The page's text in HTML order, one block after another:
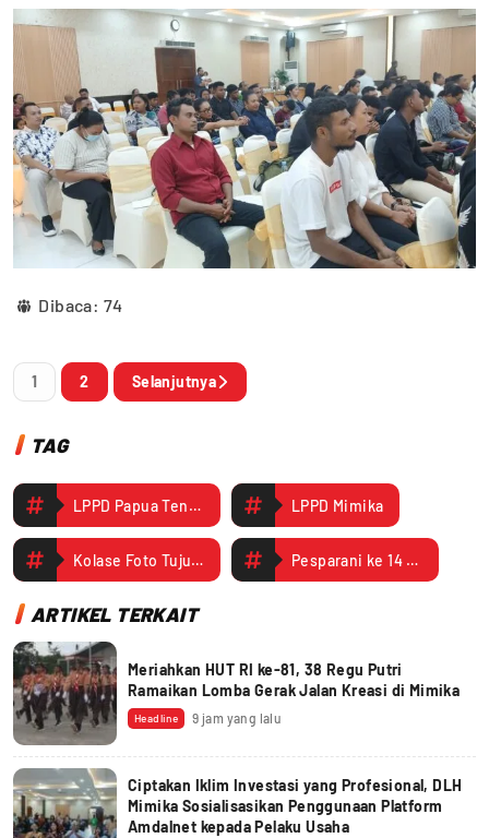
Dibaca: 74
1 2 Selanjutnya
TAG
LPPD Papua Tengah LPPD Mimika
Kolase Foto Tujuh Kategori PS Asal Mimika dan Puncak Jalani Evaluasi Mantangkan Persiapan Menuju Pesparawi di Manokwari Pesparani ke 14 di Manokwari
ARTIKEL TERKAIT
Meriahkan HUT RI ke-81, 38 Regu Putri
Ramaikan Lomba Gerak Jalan Kreasi di Mimika
Headline 9 jam yang lalu
Ciptakan Iklim Investasi yang Profesional, DLH
Mimika Sosialisasikan Penggunaan Platform
Amdalnet kepada Pelaku Usaha